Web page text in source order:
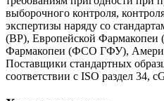
выборочного контроля,
экспертизы наряду со
(BP), Европейской Фармакопеи
Фармакопеи (ФСО ГФУ),
Поставщики стандартных
соответствии с ISO раздел 34,